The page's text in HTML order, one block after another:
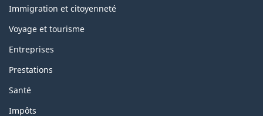
sujets
Immigration et citoyenneté
Voyage et tourisme
Entreprises
Prestations
Santé
Impôts